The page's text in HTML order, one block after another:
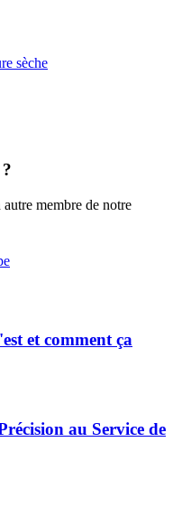
sèche
autre membre de notre
et comment ça
au Service de